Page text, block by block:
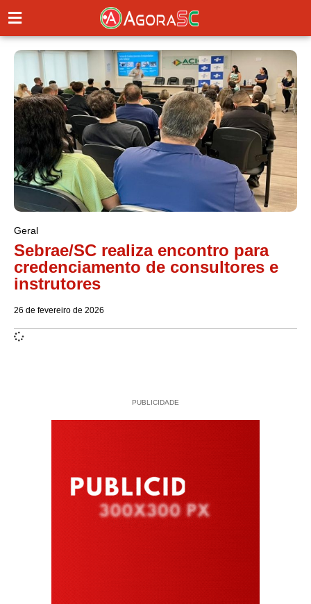
Geral
Sebrae/SC realiza encontro para
credenciamento de consultores e
instrutores
26 de fevereiro de 2026
PUBLICIDADE